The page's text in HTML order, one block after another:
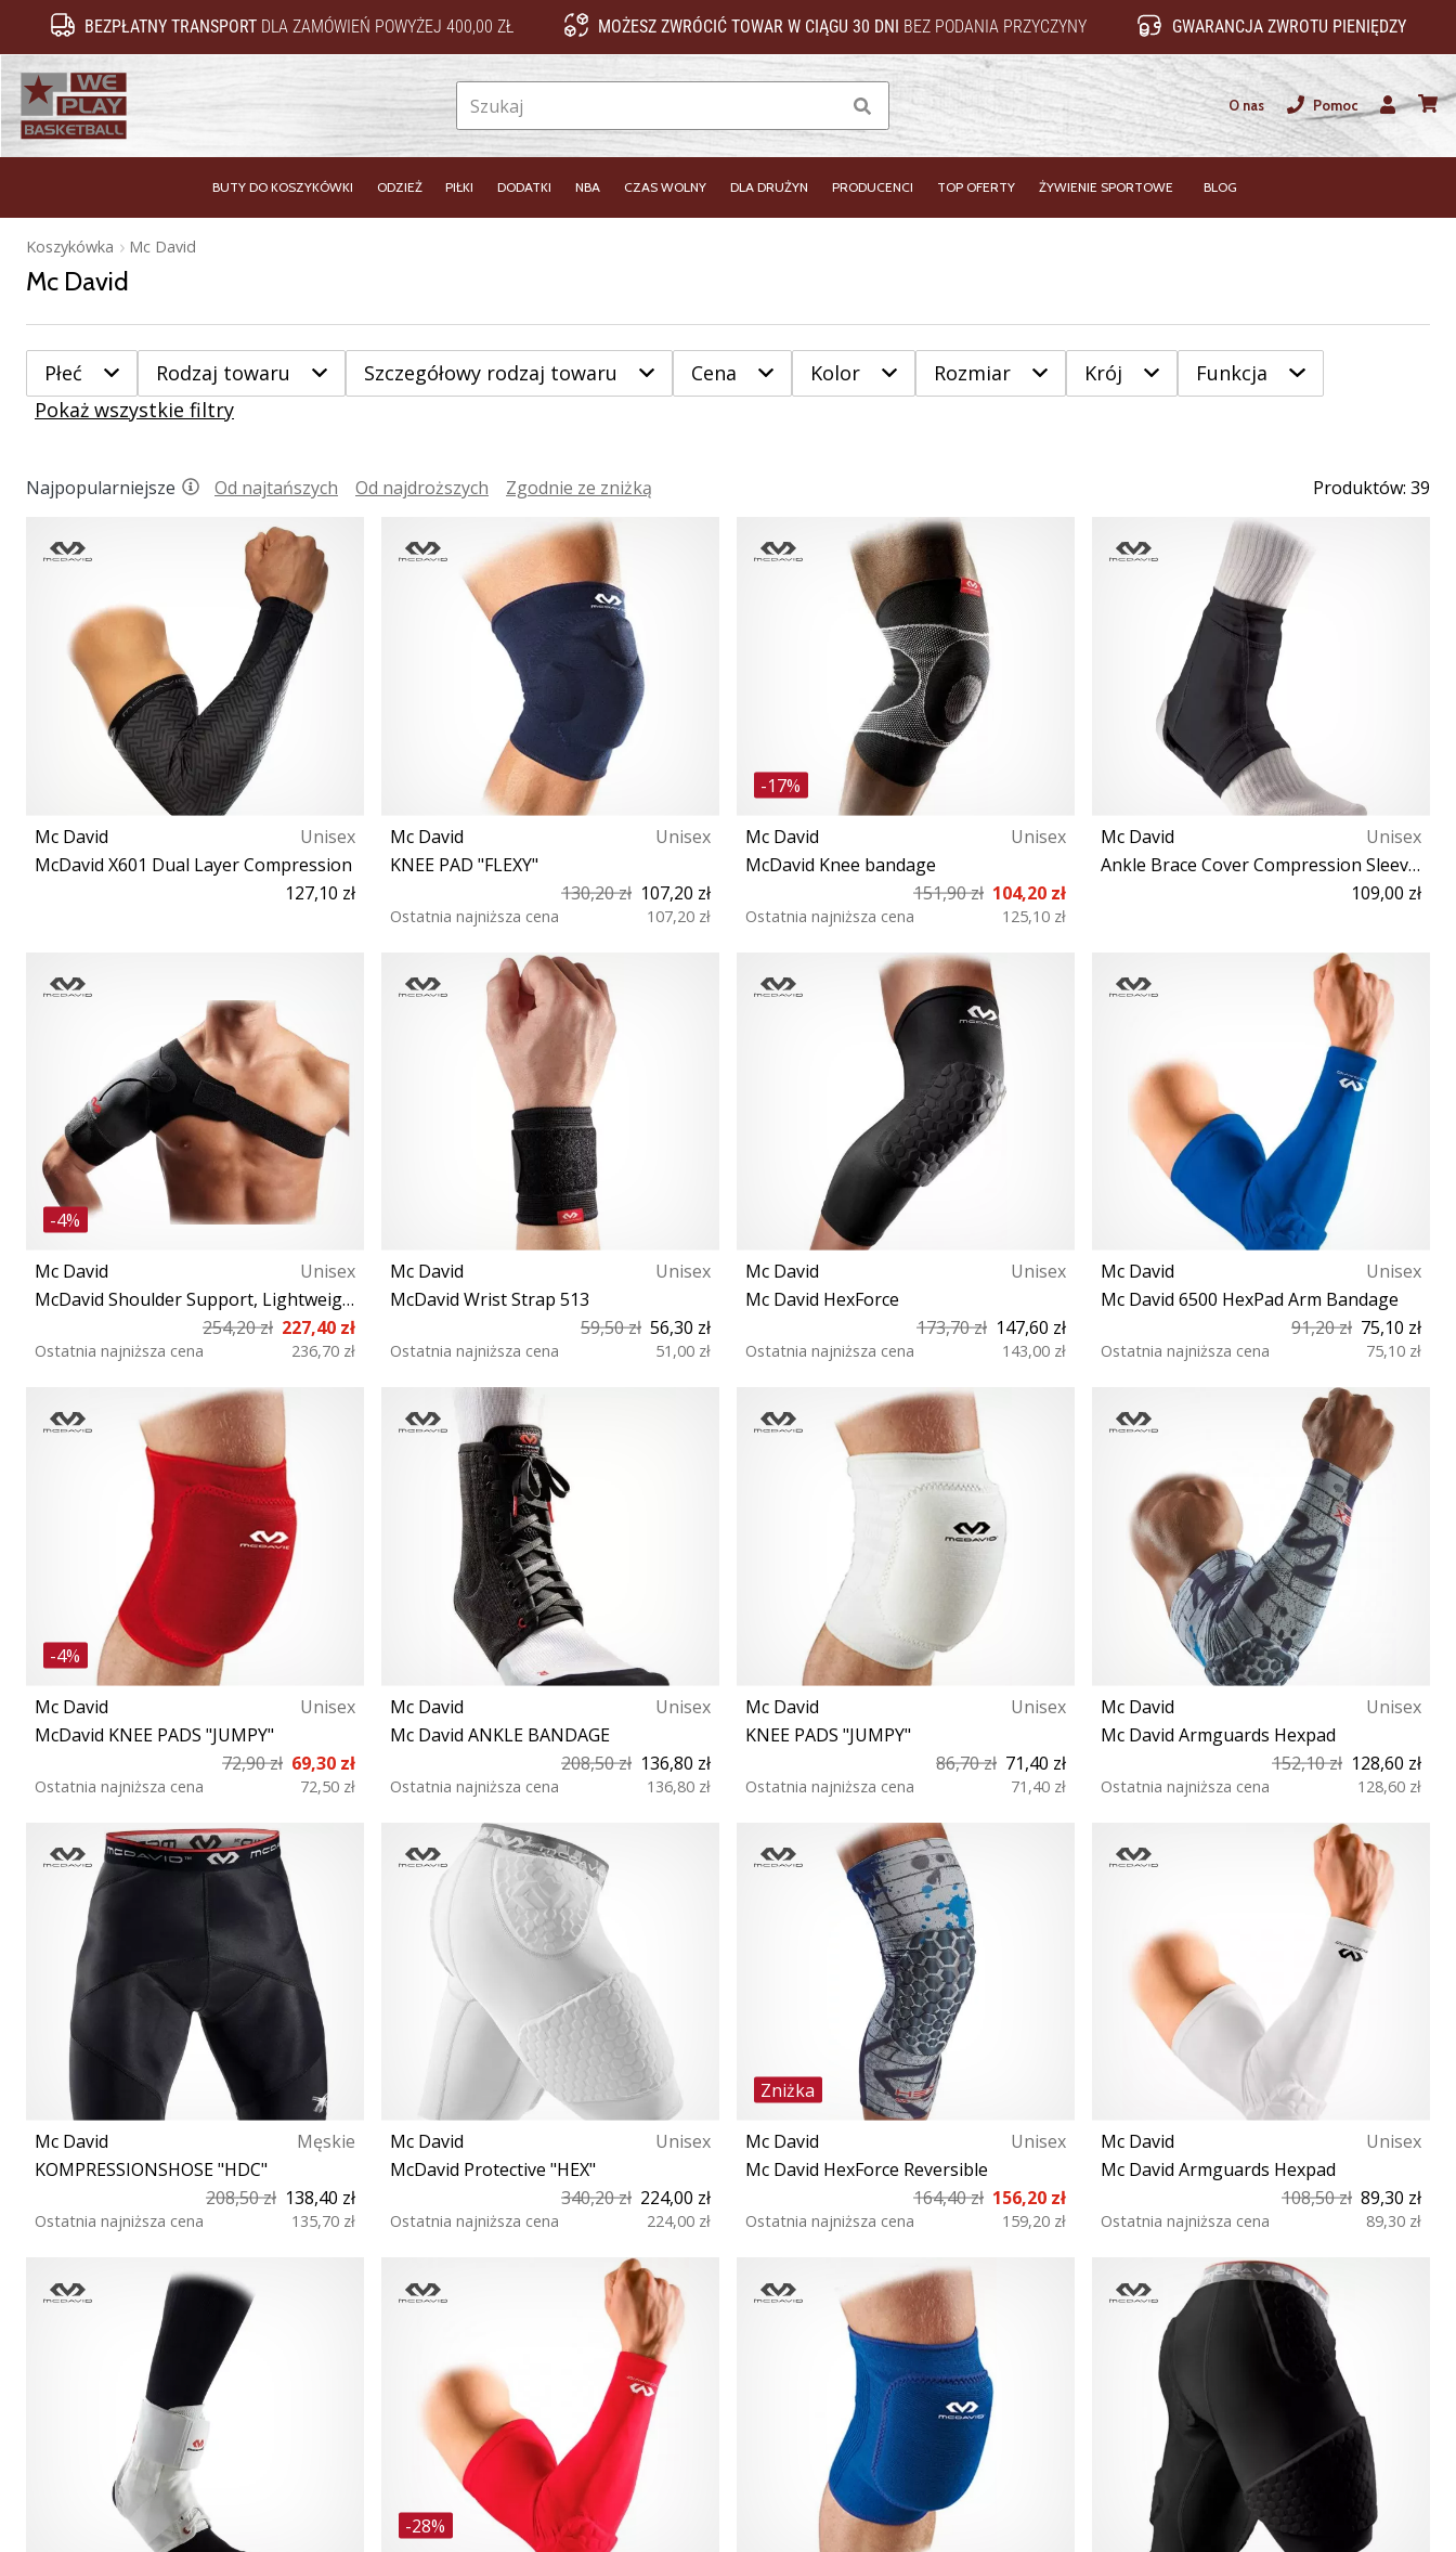
BEZPŁATNY TRANSPORT DLA ZAMÓWIEŃ POWYŻEJ 400,00 ZŁ MOŻESZ ZWRÓCIĆ TOWAR W CIĄGU 30 DNI BEZ PODANIA PRZYCZYNY GWARANCJA ZWROTU PIENIĘDZY
Szukaj O nas
Pomoc
Użytkownik
BUTY DO KOSZYKÓWKI ODZIEŻ PIŁKI DODATKI NBA CZAS WOLNY DLA DRUŻYN PRODUCENCI TOP OFERTY ŻYWIENIE SPORTOWE BLOG
Koszykówka Mc David
Mc David
Płeć Rodzaj towaru Szczegółowy rodzaj towaru Cena Kolor Rozmiar Krój
Funkcja
Pokaż wszystkie filtry
Najpopularniejsze Od najtańszych Od najdroższych Zgodnie ze zniżką Produktów: 39
Mc David
Unisex
McDavid X601 Dual Layer Compression
127,10 zł
Mc David
Unisex
KNEE PAD "FLEXY"
130,20 zł 107,20 zł
Ostatnia najniższa cena 107,20 zł
S
-17%
Mc David
Unisex
McDavid Knee bandage
151,90 zł 104,20 zł
Ostatnia najniższa cena 125,10 zł
S
Mc David
Unisex
Ankle Brace Cover Compression Sleeve 4300 Right
109,00 zł
-4%
Mc David
Unisex
McDavid Shoulder Support, Lightweight
254,20 zł 227,40 zł
Ostatnia najniższa cena 236,70 zł
S
Mc David
Unisex
McDavid Wrist Strap 513
59,50 zł 56,30 zł
Ostatnia najniższa cena 51,00 zł
S/M L-XL
Mc David
Unisex
Mc David HexForce
173,70 zł 147,60 zł
Ostatnia najniższa cena 143,00 zł
S M L XL
Mc David
Unisex
Mc David 6500 HexPad Arm Bandage
91,20 zł 75,10 zł
Ostatnia najniższa cena 75,10 zł
-4%
Mc David
Unisex
McDavid KNEE PADS "JUMPY"
72,90 zł 69,30 zł
Ostatnia najniższa cena 72,50 zł
S L
Mc David
Unisex
Mc David ANKLE BANDAGE
208,50 zł 136,80 zł
Ostatnia najniższa cena 136,80 zł
S L
Mc David
Unisex
KNEE PADS "JUMPY"
86,70 zł 71,40 zł
Ostatnia najniższa cena 71,40 zł
XS M L S XL
Mc David
Unisex
Mc David Armguards Hexpad
152,10 zł 128,60 zł
Ostatnia najniższa cena 128,60 zł
Mc David
Męskie
KOMPRESSIONSHOSE "HDC"
208,50 zł 138,40 zł
Ostatnia najniższa cena 135,70 zł
S XL
Mc David
Unisex
McDavid Protective "HEX"
340,20 zł 224,00 zł
Ostatnia najniższa cena 224,00 zł
Zniżka
Mc David
Unisex
Mc David HexForce Reversible
164,40 zł 156,20 zł
Ostatnia najniższa cena 159,20 zł
S L
Mc David
Unisex
Mc David Armguards Hexpad
108,50 zł 89,30 zł
Ostatnia najniższa cena 89,30 zł
M L
-28%